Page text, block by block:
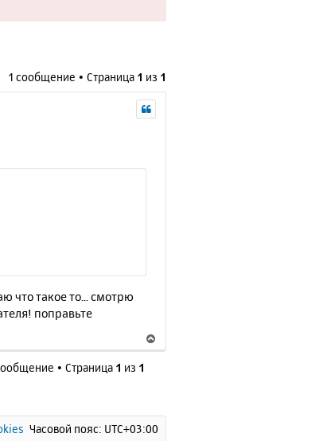
1 сообщение • Страница 1 из 1
что такое то... смотрю
поправьте
е
т
• Страница 1 из 1
Часовой пояс: UTC+03:00